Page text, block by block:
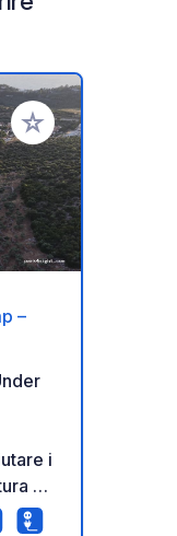
Aggiungi ai tuoi
–
i
e